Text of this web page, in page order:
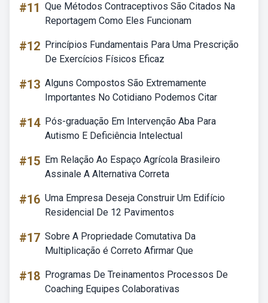
#11 Que Métodos Contraceptivos São Citados Na
Reportagem Como Eles Funcionam
#12 Princípios Fundamentais Para Uma Prescrição
De Exercícios Físicos Eficaz
#13 Alguns Compostos São Extremamente
Importantes No Cotidiano Podemos Citar
#14 Pós-graduação Em Intervenção Aba Para
Autismo E Deficiência Intelectual
#15 Em Relação Ao Espaço Agrícola Brasileiro
Assinale A Alternativa Correta
#16 Uma Empresa Deseja Construir Um Edifício
Residencial De 12 Pavimentos
#17 Sobre A Propriedade Comutativa Da
Multiplicação é Correto Afirmar Que
#18 Programas De Treinamentos Processos De
Coaching Equipes Colaborativas